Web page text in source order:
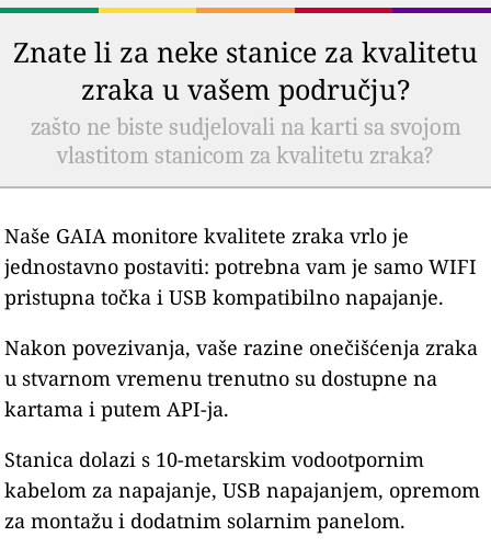
Znate li za neke stanice za kvalitetu
zraka u vašem području?
zašto ne biste sudjelovali na karti sa svojom
vlastitom stanicom za kvalitetu zraka?
Naše GAIA monitore kvalitete zraka vrlo je
jednostavno postaviti: potrebna vam je samo WIFI
pristupna točka i USB kompatibilno napajanje.
Nakon povezivanja, vaše razine onečišćenja zraka
u stvarnom vremenu trenutno su dostupne na
kartama i putem API-ja.
Stanica dolazi s 10-metarskim vodootpornim
kabelom za napajanje, USB napajanjem, opremom
za montažu i dodatnim solarnim panelom.